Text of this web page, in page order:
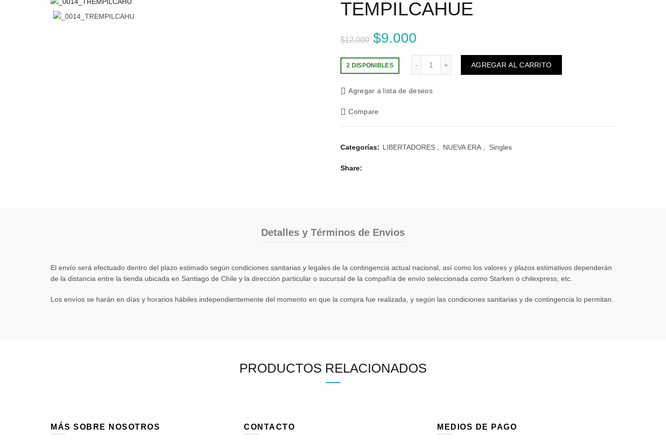
TEMPILCAHUE
$12.000 El precio original era: $12.000.
$9.000
2 DISPONIBLES
TEMPILCAHUE cantidad
AGREGAR AL CARRITO
Agregar a lista de deseos
Compare
Categorías: LIBERTADORES NUEVA ERA Singles
Share
Detalles y Términos de Envios
El envío será efectuado dentro del plazo estimado según condiciones sanitarias y legales de la contingencia actual nacional, así como los valores y plazos estimativos dependerán
de la distancia entre la tienda ubicada en Santiago de Chile y la dirección particular o sucursal de la compañía de envío seleccionada como Starken o chilexpress, etc.
Los envíos se harán en días y horarios hábiles independientemente del momento en que la compra fue realizada, y según las condiciones sanitarias y de contingencia lo permitan.
PRODUCTOS RELACIONADOS
MÁS SOBRE NOSOTROS CONTACTO MEDIOS DE PAGO